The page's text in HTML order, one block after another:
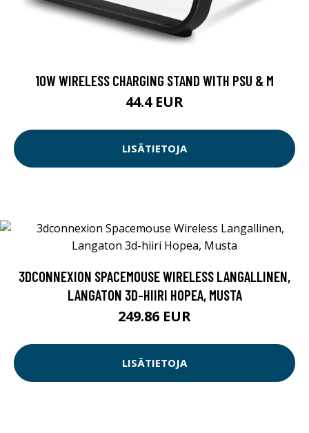
10W WIRELESS CHARGING STAND WITH PSU & M
44.4 EUR
LISÄTIETOJA
3DCONNEXION SPACEMOUSE WIRELESS LANGALLINEN,
LANGATON 3D-HIIRI HOPEA, MUSTA
249.86 EUR
LISÄTIETOJA